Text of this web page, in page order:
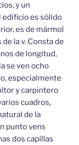
y un
edificio es sólido
es de mármol
la v. Consta de
de longitud,
se ven ocho
especialmente
y carpintero
cuadros,
de la
punto vens
dos capillas